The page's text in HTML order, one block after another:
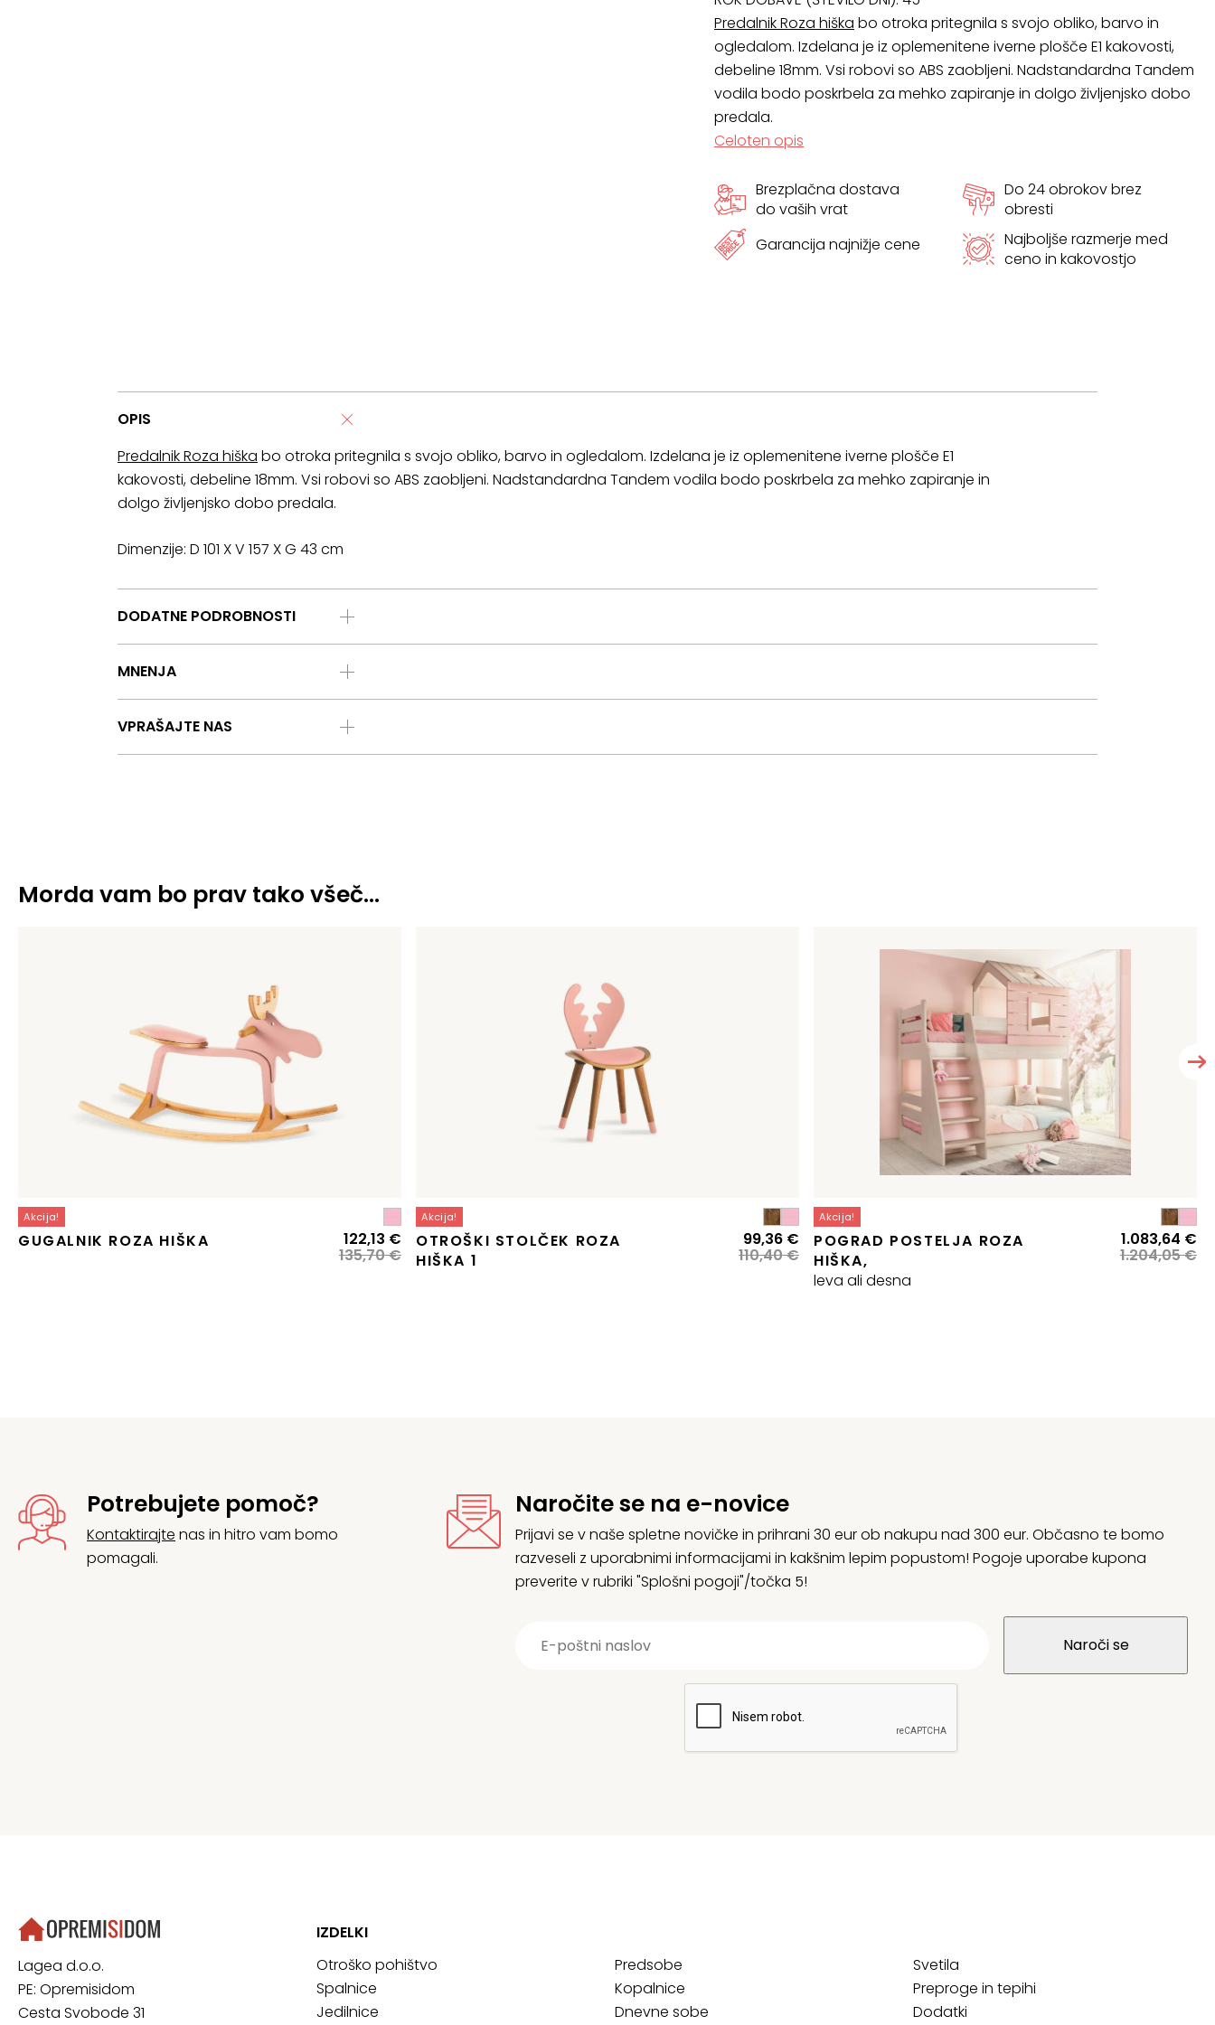
Predalnik Roza hiška bo otroka pritegnila s svojo obliko, barvo in
ogledalom. Izdelana je iz oplemenitene iverne plošče E1 kakovosti,
debeline 18mm. Vsi robovi so ABS zaobljeni. Nadstandardna Tandem
vodila bodo poskrbela za mehko zapiranje in dolgo življenjsko dobo
predala.
Celoten opis
Brezplačna dostava
do vaših vrat
Do 24 obrokov brez
obresti
Garancija najnižje cene
Najboljše razmerje med
ceno in kakovostjo
OPIS
Predalnik Roza hiška bo otroka pritegnila s svojo obliko, barvo in ogledalom. Izdelana je iz oplemenitene iverne plošče E1
kakovosti, debeline 18mm. Vsi robovi so ABS zaobljeni. Nadstandardna Tandem vodila bodo poskrbela za mehko zapiranje in
dolgo življenjsko dobo predala.
Dimenzije: D 101 X V 157 X G 43 cm
DODATNE PODROBNOSTI
MNENJA
VPRAŠAJTE NAS
Morda vam bo prav tako všeč…
Akcija!
GUGALNIK ROZA HIŠKA
135,70€
Izvirna
cena
122,13 €Trenutna
cena
Akcija!
OTROŠKI STOLČEK ROZA
HIŠKA 1
110,40€
Izvirna
cena
bila:
99,36 €Trenutna
cena
99,36 €.
Akcija!
POGRAD POSTELJA ROZA
HIŠKA,
leva ali desna
1.204,05€
1.083,64 €
Potrebujete pomoč?
Kontaktirajte nas in hitro vam bomo
pomagali.
Naročite se na e-novice
Prijavi se v naše spletne novičke in prihrani 30 eur ob nakupu nad 300 eur. Občasno te bomo
razveseli z uporabnimi informacijami in kakšnim lepim popustom! Pogoje uporabe kupona
preverite v rubriki "Splošni pogoji"/točka 5!
Lagea d.o.o.
PE: Opremisidom
Cesta Svobode 31
IZDELKI
Otroško pohištvo
Spalnice
Jedilnice
Predsobe
Kopalnice
Dnevne sobe
Svetila
Preproge in tepihi
Dodatki